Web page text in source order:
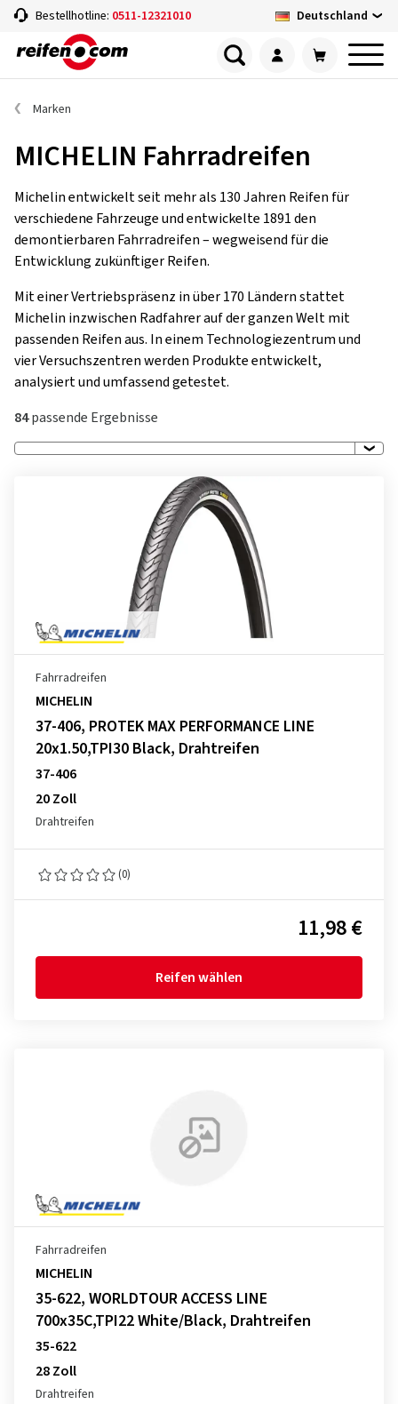
Bestellhotline: 0511-12321010 Deutschland
Marken
MICHELIN Fahrradreifen
Michelin entwickelt seit mehr als 130 Jahren Reifen für
verschiedene Fahrzeuge und entwickelte 1891 den
demontierbaren Fahrradreifen – wegweisend für die
Entwicklung zukünftiger Reifen.
Mit einer Vertriebspräsenz in über 170 Ländern stattet
Michelin inzwischen Radfahrer auf der ganzen Welt mit
passenden Reifen aus. In einem Technologiezentrum und
vier Versuchszentren werden Produkte entwickelt,
analysiert und umfassend getestet.
84passende Ergebnisse
Fahrradreifen
MICHELIN
37-406, PROTEK MAX PERFORMANCE LINE
20x1.50,TPI30 Black, Drahtreifen
37-406
20 Zoll
Drahtreifen
(0)
11,98 €
Reifen wählen
Fahrradreifen
MICHELIN
35-622, WORLDTOUR ACCESS LINE
700x35C,TPI22 White/Black, Drahtreifen
35-622
28 Zoll
Drahtreifen